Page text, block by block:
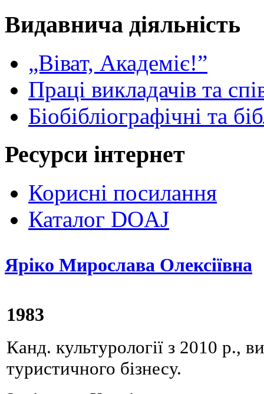
Видавнича діяльність
„Віват, Академіє!”
Праці викладачів та
Біобібліографічні та
Ресурси інтернет
Корисні посилання
Каталог DOAJ
Яріко Мирослава Олексіївна
1983
Канд. культурології з 2010 р.,
туристичного бізнесу.